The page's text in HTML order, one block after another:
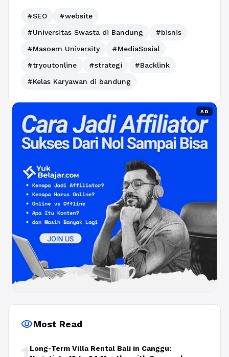
#SEO
#website
#Universitas Swasta di Bandung
#bisnis
#Masoem University
#MediaSosial
#tryoutonline
#strategi
#Backlink
#Kelas Karyawan di bandung
AD
visibilityMost Read
Long-Term Villa Rental Bali in Canggu: